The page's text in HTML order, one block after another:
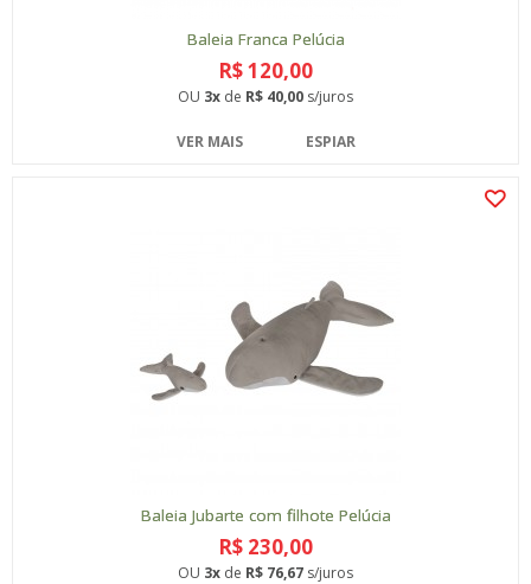
Baleia Franca Pelúcia
R$ 120,00
OU 3x de R$ 40,00 s/juros
VER MAIS ESPIAR
Baleia Jubarte com filhote Pelúcia
R$ 230,00
OU 3x de R$ 76,67 s/juros